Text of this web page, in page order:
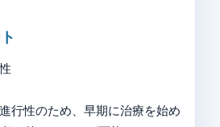
行性のため、早期に治療を始め